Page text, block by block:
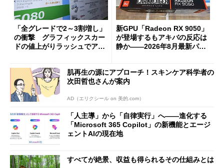
「全グレードで2～3割増し」
の衝撃 グラフィックスカー
ドの値上がりラッシュでアキ
新GPU「Radeon RX 9050」
が登場するもアキバの反応は
静か――2026年8月最新パー
肌再生の源にアプローチ！スキンケア科学者の
次田哲也さんが案内
AD（エリクシール on 美的.com）
「人主導」から「自律実行」へ――進化する
「Microsoft 365 Copilot」の新機能とエージ
ェントAIの現在地
すべてが絶景、収益も得られるその仕組みとは